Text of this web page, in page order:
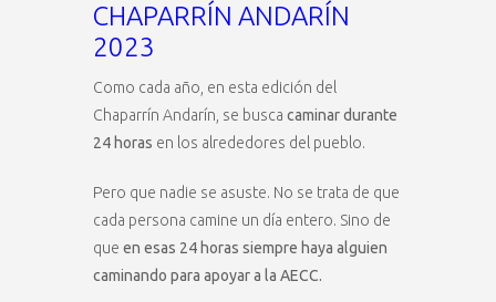
CHAPARRÍN ANDARÍN
2023
Como cada año, en esta edición del
Chaparrín Andarín, se busca caminar durante
24 horas en los alrededores del pueblo.
Pero que nadie se asuste. No se trata de que
cada persona camine un día entero. Sino de
que en esas 24 horas siempre haya alguien
caminando para apoyar a la AECC.